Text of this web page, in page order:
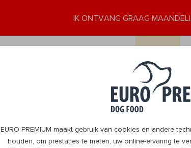
EURO PREMIUM maakt gebruik van cookies en andere
houden, om prestaties te meten, uw online-ervaring te
IK ONTVANG GRAAG
DogBlog